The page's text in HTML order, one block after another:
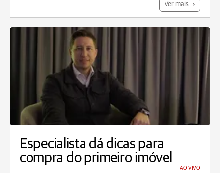
Ver mais
Especialista dá dicas para
compra do primeiro imóvel
AO VIVO